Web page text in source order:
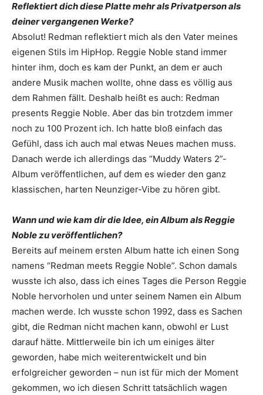
Reflektiert dich diese Platte mehr als Privatperson als
deiner vergangenen Werke?
Absolut! Redman reflektiert mich als den Vater meines
eigenen Stils im HipHop. Reggie Noble stand immer
hinter ihm, doch es kam der Punkt, an dem er auch
andere Musik machen wollte, ohne dass es völlig aus
dem Rahmen fällt. Deshalb heißt es auch: Redman
presents Reggie Noble. Aber das bin trotzdem immer
noch zu 100 Prozent ich. Ich hatte bloß einfach das
Gefühl, dass ich auch mal etwas Neues ­machen muss.
Danach werde ich allerdings das “Muddy Waters 2”-
Album veröffentlichen, auf dem es wieder den ganz
klassischen, harten Neunziger-Vibe zu hören gibt.
Wann und wie kam dir die Idee, ein Album als Reggie
Noble zu veröffentlichen?
Bereits auf meinem ersten Album hatte ich einen Song
namens “Redman meets Reggie Noble”. Schon damals
wusste ich also, dass ich eines Tages die Person Reggie
Noble hervorholen und unter seinem Namen ein Album
machen werde. Ich wusste schon 1992, dass es Sachen
gibt, die Redman nicht machen kann, obwohl er Lust
darauf hätte. Mittlerweile bin ich um einiges älter
geworden, habe mich weiterentwickelt und bin
erfolgreicher geworden – nun ist für mich der Moment
gekommen, wo ich diesen Schritt tatsächlich wagen